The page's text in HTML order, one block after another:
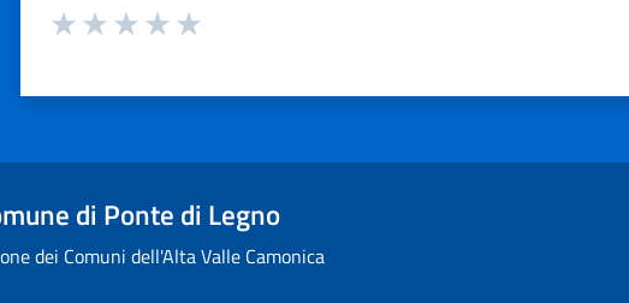
Valuta da 1 a 5 stelle la pagina
di Ponte di Legno
dei Comuni dell'Alta Valle Camonica